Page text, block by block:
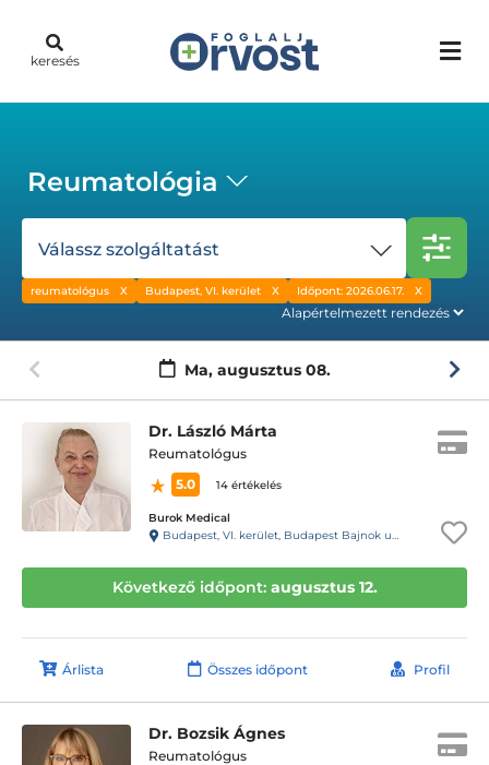
keresés
Reumatológia
Válassz szolgáltatást
reumatológus Budapest, VI. kerület Időpont: 2026.06.17.
Ma, augusztus 08.
Dr. László Márta
Reumatológus
5.0
14 értékelés
Burok Medical
Budapest, VI. kerület, Budapest Bajnok utca 13. Bajnok Center
Következő időpont: augusztus 12.
Árlista Összes időpont Profil
Dr. Bozsik Ágnes
Reumatológus